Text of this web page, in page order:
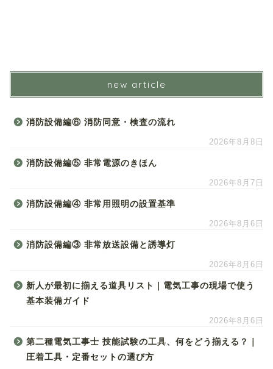
new article
消防設備編⑥ 消防同意・検査の流れ
2026年8月8日
消防設備編⑤ 非常電源のきほん
2026年8月7日
消防設備編④ 非常用照明の設置基準
2026年8月6日
消防設備編③ 非常放送設備と誘導灯
2026年8月6日
新人が最初に揃える道具リスト｜電気工事の現場で使う
基本装備ガイド
2026年8月6日
第二種電気工事士 技能試験の工具、何をどう揃える？｜
圧着工具・定番セットの選び方